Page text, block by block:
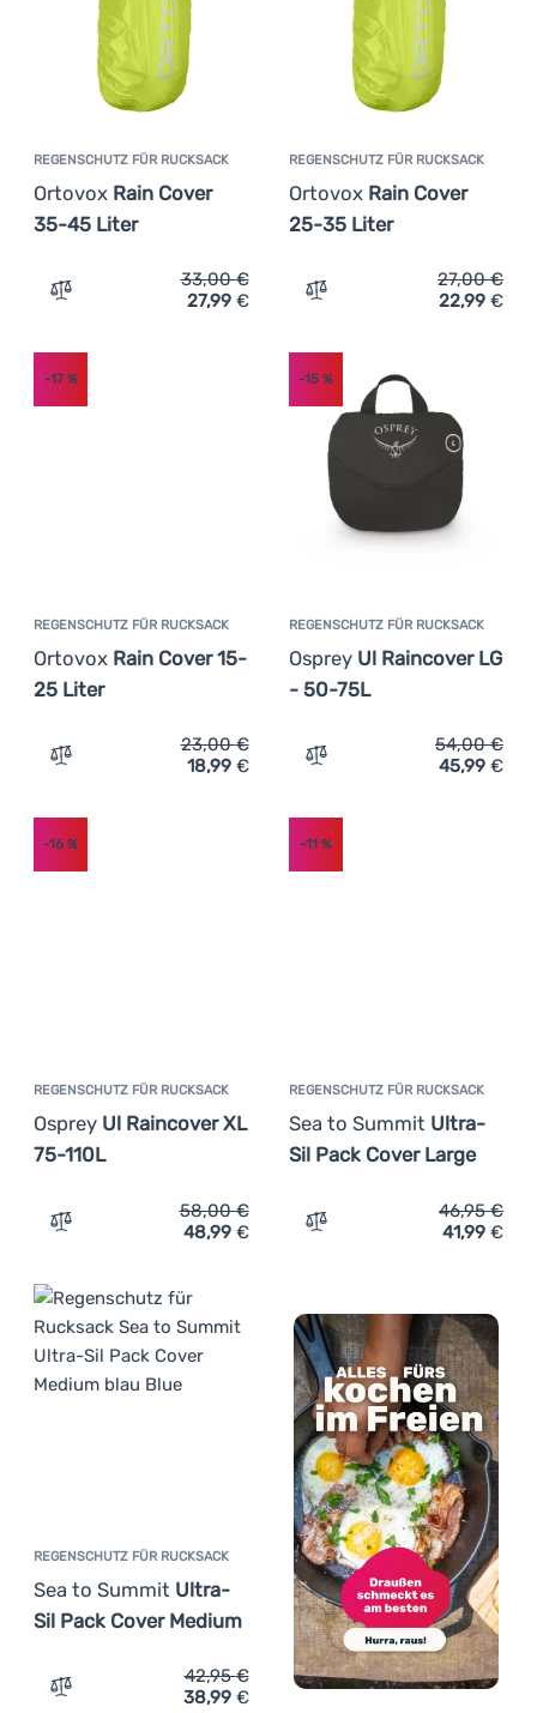
REGENSCHUTZ FÜR RUCKSACK
Ortovox Rain Cover
35-45 Liter
Zum Vergleich 'Regenschutz für Rucksack Ortovox
33,00€
27,99 €
REGENSCHUTZ FÜR RUCKSACK
Ortovox Rain Cover
25-35 Liter
Zum Vergleich
27,00€
22,99 €
REGENSCHUTZ FÜR RUCKSACK
Ortovox Rain Cover 15-
25 Liter
-17%
Zum Vergleich 'Regenschutz für Rucksack Ortovox
23,00€
18,99 €
REGENSCHUTZ FÜR RUCKSACK
Osprey Ul Raincover LG
- 50-75L
-15%
Zum Vergleich
54,00€
45,99 €
REGENSCHUTZ FÜR RUCKSACK
Osprey Ul Raincover XL
75-110L
-16 %
Zum Vergleich 'Regenschutz für Rucksack Osprey Ul
58,00€
48,99 €
REGENSCHUTZ FÜR RUCKSACK
Sea to Summit Ultra-
Sil Pack Cover Large
-11 %
Zum Vergleich
46,95€
41,99 €
REGENSCHUTZ FÜR RUCKSACK
Sea to Summit Ultra-
Sil Pack Cover Medium
Zum Vergleich 'Regenschutz für Rucksack Sea to
42,95€
38,99 €